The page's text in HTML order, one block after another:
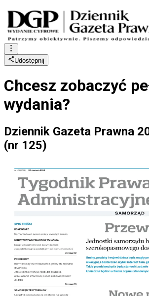
Udostępnij
Chcesz zobaczyć
wydania?
Dziennik Gazeta Prawna
(nr 125)